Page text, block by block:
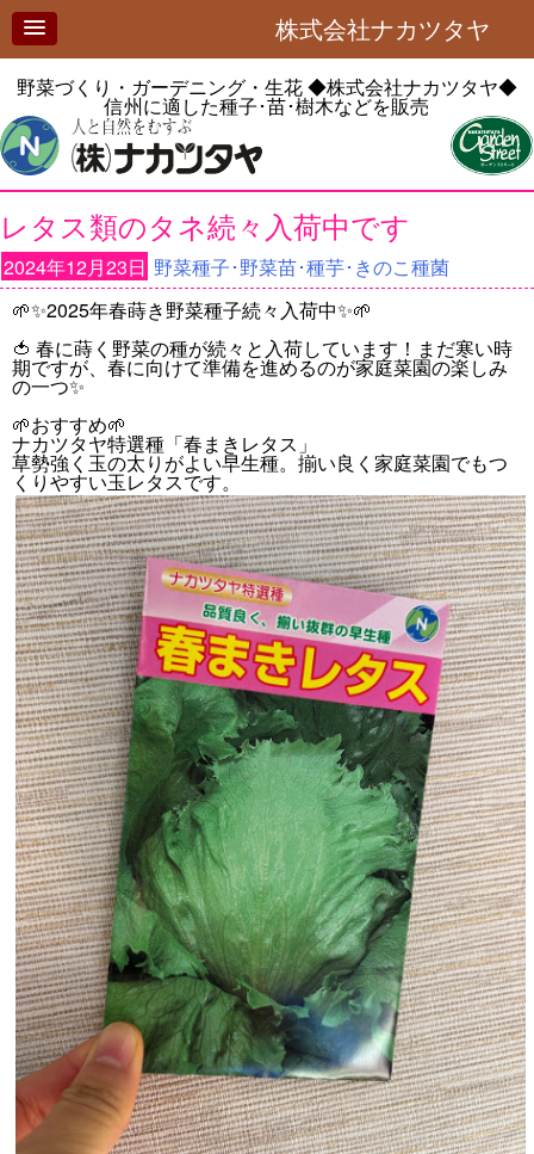
株式会社ナカツタヤ
野菜づくり・ガーデニング・生花◆株式会社ナカツタヤ◆
信州に適した種子･苗･樹木などを販売
レタス類のタネ続々入荷中です
2024年12月23日 野菜種子･野菜苗･種芋･きのこ種菌
🌱✨2025年春蒔き野菜種子続々入荷中✨🌱
🍅 春に蒔く野菜の種が続々と入荷しています！まだ寒い時
期ですが、春に向けて準備を進めるのが家庭菜園の楽しみ
の一つ✨
🌱おすすめ🌱
ナカツタヤ特選種「春まきレタス」
草勢強く玉の太りがよい早生種。揃い良く家庭菜園でもつ
くりやすい玉レタスです。